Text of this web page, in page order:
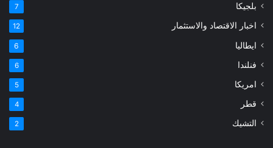
بلجيكا 7
اخبار الاقتصاد والاستثمار 12
ايطاليا 6
فنلندا 6
امريكا 5
قطر 4
التشيك 2